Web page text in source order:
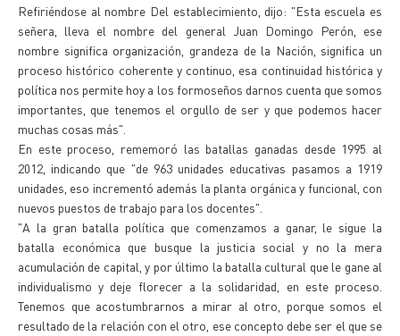
Refiriéndose al nombre Del establecimiento, dijo: "Esta escuela es
señera, lleva el nombre del general Juan Domingo Perón, ese
nombre significa organización, grandeza de la Nación, significa un
proceso histórico coherente y continuo, esa continuidad histórica y
política nos permite hoy a los formoseños darnos cuenta que somos
importantes, que tenemos el orgullo de ser y que podemos hacer
muchas cosas más".
En este proceso, rememoró las batallas ganadas desde 1995 al
2012, indicando que "de 963 unidades educativas pasamos a 1919
unidades, eso incrementó además la planta orgánica y funcional, con
nuevos puestos de trabajo para los docentes".
"A la gran batalla política que comenzamos a ganar, le sigue la
batalla económica que busque la justicia social y no la mera
acumulación de capital, y por último la batalla cultural que le gane al
individualismo y deje florecer a la solidaridad, en este proceso.
Tenemos que acostumbrarnos a mirar al otro, porque somos el
resultado de la relación con el otro, ese concepto debe ser el que se